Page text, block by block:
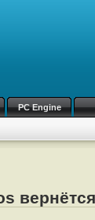
PC Engine